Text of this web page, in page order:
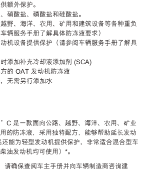
额外保护。
硝酸盐、磷酸盐和硅酸盐。
野、海洋、农用、矿用和建筑设备等各种重负
辆服务手册了解具体防冻液要求）
机设备提供保护（请参阅车辆服务手册了解具
添加补充冷却液添加剂 (SCA)
的 OAT 发动机防冻液
无需另行添加水
是一款面向公路、越野、海洋、农用、矿业
的防冻液，采用独特配方，能够帮助延长发动
能为轻型发动机提供保护，非常适合混合型车
油发动机均可使用）*。
请确保查阅车主手册并向车辆制造商咨询建